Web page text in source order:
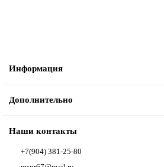
Информация
Дополнительно
Наши контакты
+7(904) 381-25-80